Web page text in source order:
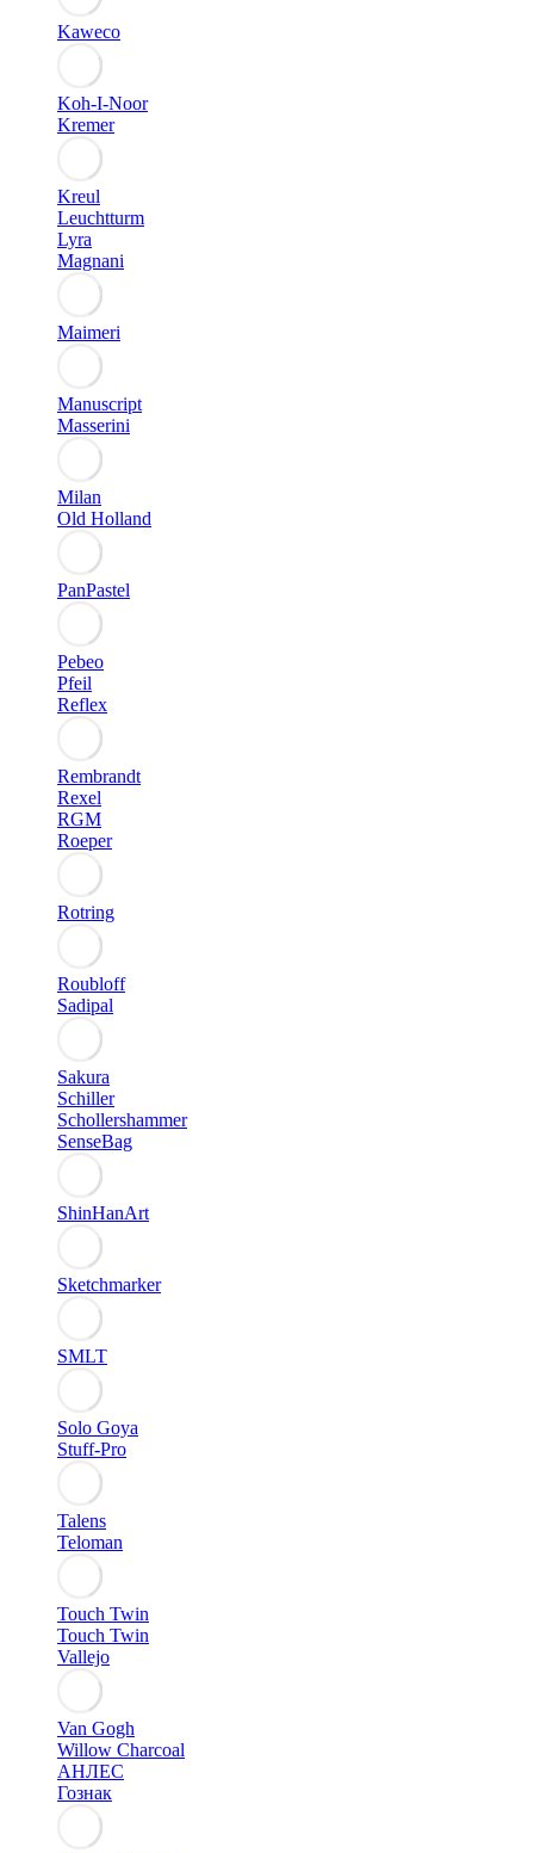
Kaweco
Koh-I-Noor
Kremer
Kreul
Leuchtturm
Lyra
Magnani
Maimeri
Manuscript
Masserini
Milan
Old Holland
PanPastel
Pebeo
Pfeil
Reflex
Rembrandt
Rexel
RGM
Roeper
Rotring
Roubloff
Sadipal
Sakura
Schiller
Schollershammer
SenseBag
ShinHanArt
Sketchmarker
SMLT
Solo Goya
Stuff-Pro
Talens
Teloman
Touch Twin
Touch Twin
Vallejo
Van Gogh
Willow Charcoal
АНЛЕС
Гознак